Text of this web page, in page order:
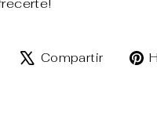
CompartirCompartir